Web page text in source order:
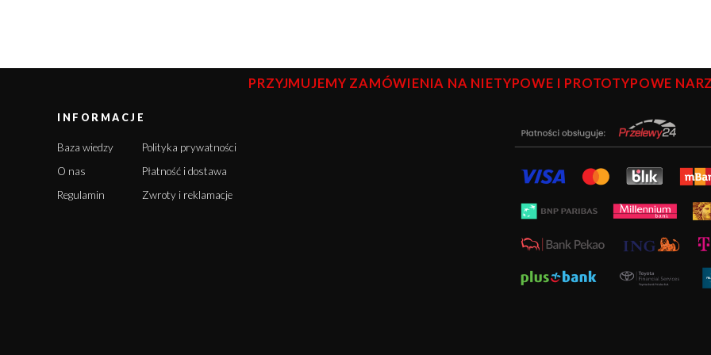
PRZYJMUJEMY ZAMÓWIENIA NA NIETYPOWE I PROTOTYPOWE
INFORMACJE
Baza wiedzy
O nas
Regulamin
Polityka prywatności
Płatność i dostawa
Zwroty i reklamacje